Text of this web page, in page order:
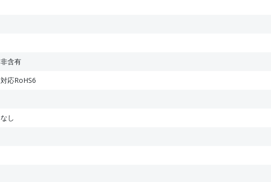
非含有
対応RoHS6
なし